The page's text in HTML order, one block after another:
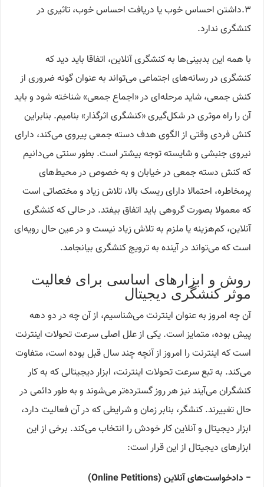
٣.داشتن احساس خوب یا دریافت احساس خوب، تاثیری در
کنشگری ندارد.
با همه این بدبینی‌ها به کنشگری آنلاین، اتفاقا باید دید که
کنشگری در رسانه‌های اجتماعی می‌تواند به عنوان گونه‌ ضروری از
کنش جمعی، شاید مرحله‌ای در «اجماع جمعی» شناخته شود و باید
آن را راه موثری در شکل‌گیری «کنشگری اثرگذار» بنامیم. بنابراین
کنش فردی وقتی از الگوی هدف دسته جمعی پیروی می‌کند، دارای
نیروی جنبشی و شایسته توجه بیشتر است. بطور سنتی می‌دانیم
که کنش دسته جمعی در خیابان و به خصوص در محیط‌های
پرمخاطره، احتمالا دارای ریسک بالا، تلاش زیاد و مختصاتی است
که معمولا بصورت گروهی باید اتفاق بیفتد. در حالی که کنشگری
آنلاین، کم‌هزینه یا ملزم به تلاش زیاد نیست و در عین حال رویه‌ای
است که می‌تواند در آینده به ترویج کنشگری بیانجامد.
روش و ابزارهای اساسی برای فعالیت
موثر کنشگری دیجیتال
آن چه امروز به عنوان اینترنت می‌شناسیم، از آن چه در دو دهه
پیش بوده، متمایز است. یکی از علل اصلی سرعت تحولات اینترنت
است که اینترنت را امروز از آنچه چند سال قبل بوده است، متفاوت
می‌کند. به تبع سرعت تحولات اینترنت، ابزار دیجیتالی که به کار
کنشگران می‌آیند نیز هر روز گسترده‌تر می‌شوند و به طور دائمی در
حال تغییرند. کنشگر، بنابر زمان و شرایطی که در آن فعالیت دارد،
ابزار دیجیتال و آنلاین کار خودش را انتخاب می‌کند. برخی از این
ابزارهای دیجیتال از این قرار است:
− دادخواست‌های آنلاین (Online Petitions)